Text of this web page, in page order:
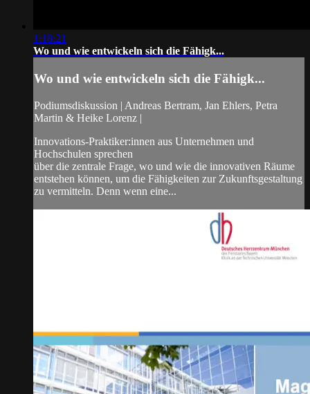
1:18:21
Wo und wie entwickeln sich die Fähigk...
Wo und wie entwickeln sich die Fähigk...
Podiumsdiskussion | Andreas Bertram, Jan Ehlers, Petra
Martin & Heike Lorenz |
Innovations-Praktiker:innen aus Unternehmen und
Hochschulen sprechen
über die zentrale Frage, wo und wie die innovativen Räume
entstehen können, um die Fähigkeiten zur Zukunftsgestaltung
zu vermitteln. Denn wenn eine...